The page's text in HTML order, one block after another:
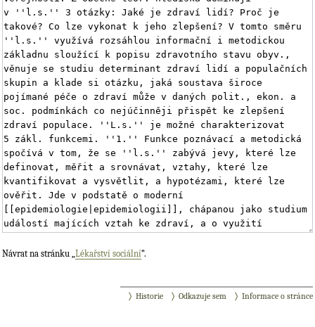
Návrat na stránku „ Lékařství sociální“.
Historie Odkazuje sem Informace o stránce